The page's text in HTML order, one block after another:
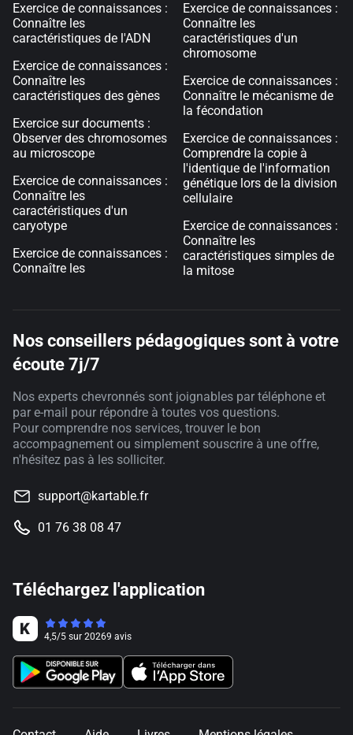
Exercice de connaissances :
Connaître les
caractéristiques de l'ADN
Exercice de connaissances :
Connaître les
caractéristiques des gènes
Exercice sur documents :
Observer des chromosomes
au microscope
Exercice de connaissances :
Connaître les
caractéristiques d'un
caryotype
Exercice de connaissances :
Connaître les
Exercice de connaissances :
Connaître les
caractéristiques d'un
chromosome
Exercice de connaissances :
Connaître le mécanisme de
la fécondation
Exercice de connaissances :
Comprendre la copie à
l'identique de l'information
génétique lors de la division
cellulaire
Exercice de connaissances :
Connaître les
caractéristiques simples de
la mitose
Nos conseillers pédagogiques sont à votre
écoute 7j/7
Nos experts chevronnés sont joignables par téléphone et
par e-mail pour répondre à toutes vos questions.
Pour comprendre nos services, trouver le bon
accompagnement ou simplement souscrire à une offre,
n'hésitez pas à les solliciter.
support@kartable.fr
01 76 38 08 47
Téléchargez l'application
4,5/5 sur 20269 avis